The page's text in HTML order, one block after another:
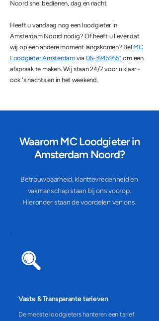
Noord snel bedienen, dag en nacht.
Heeft u vandaag nog een loodgieter in
Amsterdam Noord nodig? Of heeft u liever dat
wij op een andere moment langskomen? Bel MC
Loodgieter Amsterdamvia 06-39459551 om een
afspraak te maken. Wij staan 24/7 voor u klaar -
ook 's nachts en in het weekend.
Waarom MC Loodgieter in
Amsterdam Noord?
Betrouwbaarheid, klanttevredenheid en
vakmanschap staan bij ons voorop.
Hieronder staan de voordelen van ons.
Vaste & Transparante tarieven
De meeste loodgieters hanteren een tarief